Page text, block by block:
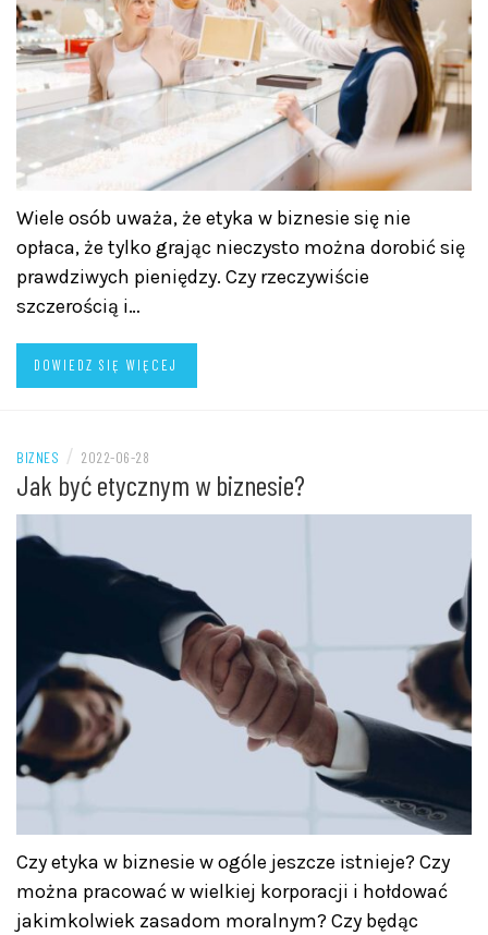
Wiele osób uważa, że etyka w biznesie się nie
opłaca, że tylko grając nieczysto można dorobić się
prawdziwych pieniędzy. Czy rzeczywiście
szczerością i…
DOWIEDZ SIĘ WIĘCEJ
BIZNES / 2022-06-28
Jak być etycznym w biznesie?
Czy etyka w biznesie w ogóle jeszcze istnieje? Czy
można pracować w wielkiej korporacji i hołdować
jakimkolwiek zasadom moralnym? Czy będąc